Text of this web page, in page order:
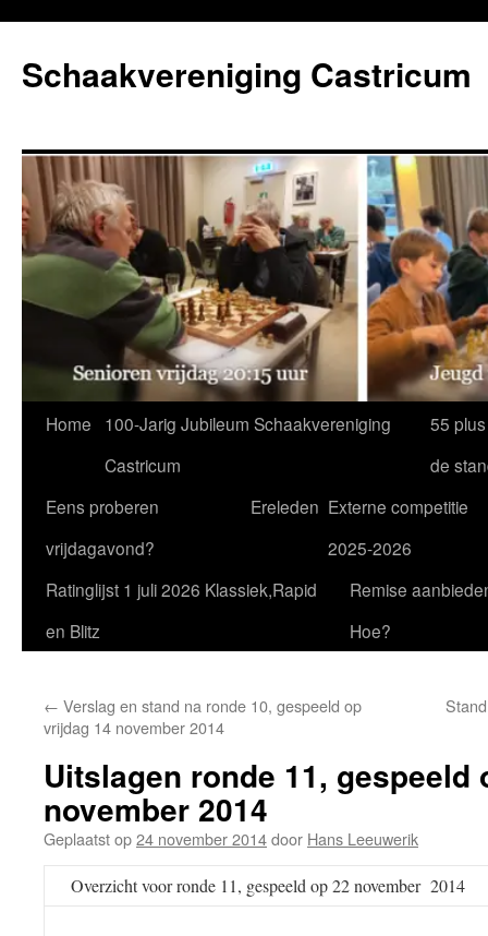
de
inhoud
Schaakvereniging Castricum
Home
100-Jarig Jubileum Schaakvereniging
Castricum
55
de
Eens proberen
vrijdagavond?
Ereleden Externe competitie
2025-2026
Ratinglijst 1 juli 2026 Klassiek,Rapid
en Blitz
Remise
Hoe?
← Verslag en stand na ronde 10, gespeeld op
vrijdag 14 november 2014
Uitslagen ronde 11, gespeeld
november 2014
Geplaatst op24 november 2014door Hans Leeuwerik
Overzicht voor ronde 11, gespeeld op 22 november 2014